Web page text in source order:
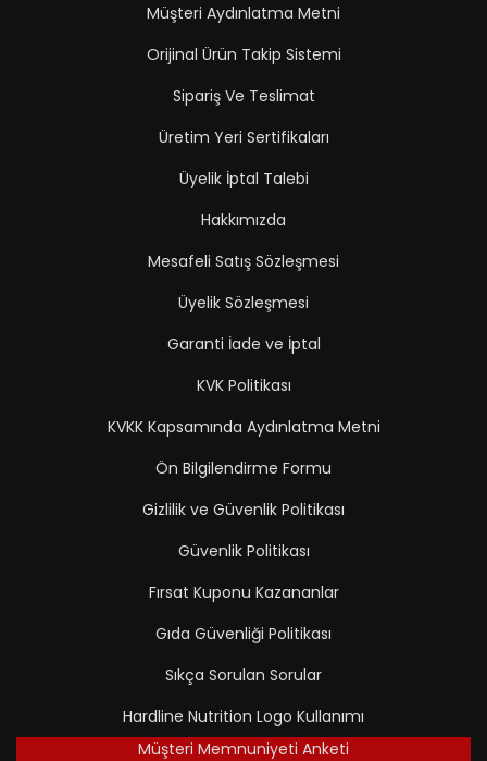
Müşteri Aydınlatma Metni
Orijinal Ürün Takip Sistemi
Sipariş Ve Teslimat
Üretim Yeri Sertifikaları
Üyelik İptal Talebi
Hakkımızda
Mesafeli Satış Sözleşmesi
Üyelik Sözleşmesi
Garanti İade ve İptal
KVK Politikası
KVKK Kapsamında Aydınlatma Metni
Ön Bilgilendirme Formu
Gizlilik ve Güvenlik Politikası
Güvenlik Politikası
Fırsat Kuponu Kazananlar
Gıda Güvenliği Politikası
Sıkça Sorulan Sorular
Hardline Nutrition Logo Kullanımı
Müşteri Memnuniyeti Anketi